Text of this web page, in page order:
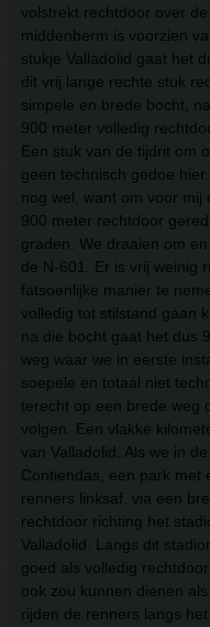
volstrekt rechtdoor over
middenberm is voorzien
stukje Valladolid gaat het
dit vrij lange rechte stuk
simpele en brede bocht,
900 meter volledig
Een stuk van de tijdrit om
geen technisch gedoe
nog wel, want om voor mij
900 meter rechtdoor
graden. We draaien om
de N-601. Er is vrij weinig
fatsoenlijke manier te
volledig tot stilstand gaan
na die bocht gaat het dus
weg waar we in eerste
soepele en totaal niet
terecht op een brede weg
volgen. Een vlakke
van Valladolid. Als we in
Contiendas, een park met
renners linksaf, via een
rechtdoor richting het
Valladolid. Langs dit
goed als volledig
ook zou kunnen dienen
rijden de renners langs